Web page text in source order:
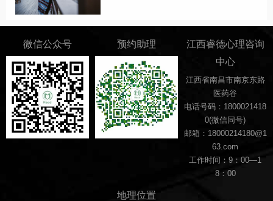
微信公众号 预约助理
江西睿德心理咨询
中心
江西省南昌市南京东路
医药谷
电话号码：1800021418
0(微信同号)
邮箱：18000214180@1
63.com
工作时间：9：00—1
8：00
地理位置